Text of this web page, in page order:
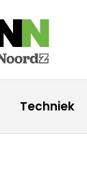
Techniek